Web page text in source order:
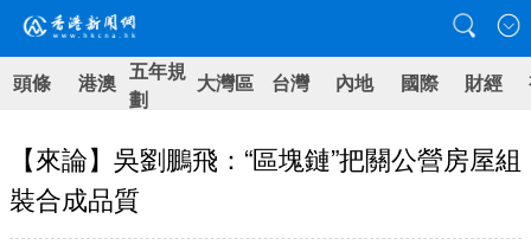
頭條 港澳 五年規
劃
大灣區 台灣 內地 國際 財經
【來論】吳劉鵬飛：“區塊鏈”把關公營房屋組
裝合成品質